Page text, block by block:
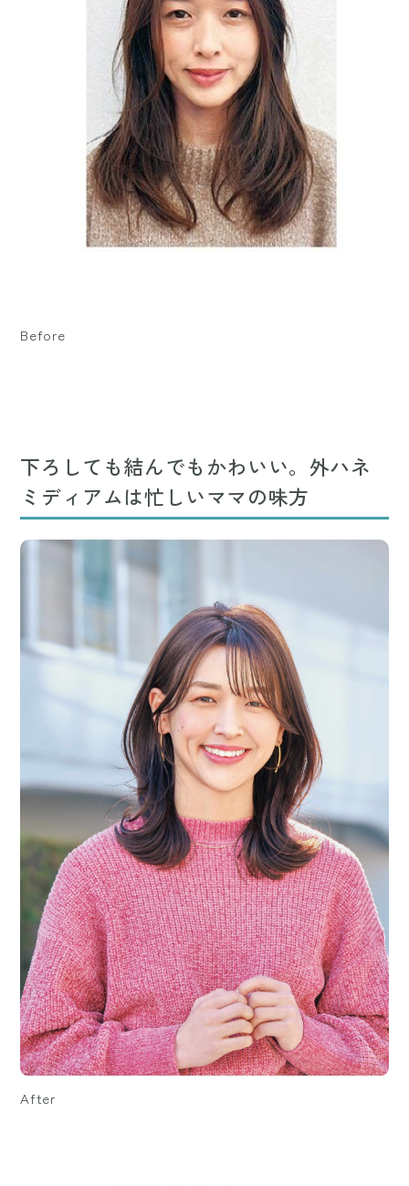
Before
下ろしても結んでもかわいい。外ハネ
ミディアムは忙しいママの味方
After